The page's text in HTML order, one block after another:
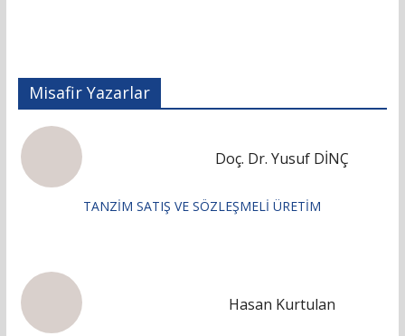
Misafir Yazarlar
Doç. Dr. Yusuf DİNÇ
TANZİM SATIŞ VE SÖZLEŞMELİ ÜRETİM
Hasan Kurtulan